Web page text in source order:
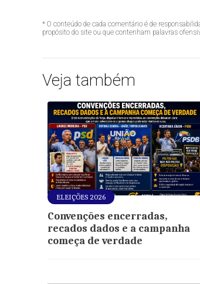
* O conteúdo de cada comentário é de
propósito do site ou que contenham palavras
Veja também
ELEIÇÕES 2026
Convenções encerradas,
recados dados e a campanha
começa de verdade